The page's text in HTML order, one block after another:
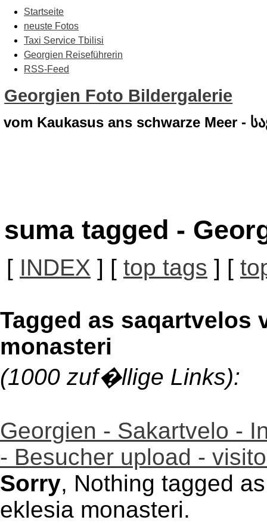
Startseite
neuste Fotos
Taxi Service Tbilisi
Georgien Reiseführerin
RSS-Feed
Georgien Foto Bildergalerie
vom Kaukasus ans schwarze Meer -
suma tagged -
[ INDEX ] [ top tags ] [
Tagged as saqartvelos
monasteri
(1000 zuf�llige Links):
Georgien - Sakartvelo -
- Besucher upload -
Sorry, Nothing tagged
eklesia monasteri.